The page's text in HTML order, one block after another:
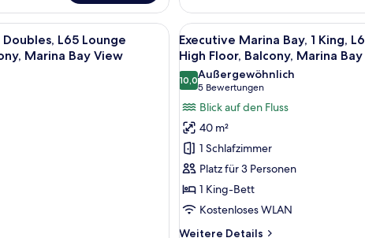
Zimmer,
2 Doppelbetten,
Balkon,
Hafenblick
Zimmersafe, Schreibtisch, laptopgeeigneter Arbeitsplatz
L65 Lounge
Marina Bay View
Alle
Fotos
für
Executive
Marina
Bay,
King,
L65
Lounge
Access,
High
9
Executive Marina Bay, 1 King,
High Floor, Balcony, Marina
10,010,0 von 10
Außergewöhnlich
5 Bewertungen
(5
Bewertungen)
Blick auf den Fluss
40 m²
1 Schlafzimmer
Platz für 3 Personen
1 King-Bett
Kostenloses WLAN
Weitere Details
Weitere